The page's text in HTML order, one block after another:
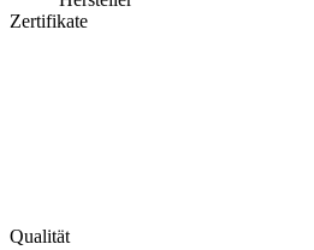
Zertifikate
Qualität